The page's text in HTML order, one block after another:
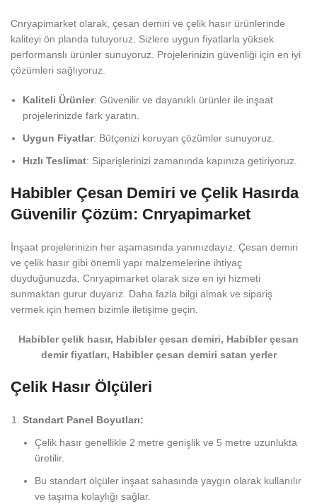
Cnryapimarket olarak, çesan demiri ve çelik hasır ürünlerinde
kaliteyi ön planda tutuyoruz. Sizlere uygun fiyatlarla yüksek
performanslı ürünler sunuyoruz. Projelerinizin güvenliği için en iyi
çözümleri sağlıyoruz.
Kaliteli Ürünler: Güvenilir ve dayanıklı ürünler ile inşaat
projelerinizde fark yaratın.
Uygun Fiyatlar: Bütçenizi koruyan çözümler sunuyoruz.
Hızlı Teslimat: Siparişlerinizi zamanında kapınıza getiriyoruz.
Habibler Çesan Demiri ve Çelik Hasırda
Güvenilir Çözüm: Cnryapimarket
İnşaat projelerinizin her aşamasında yanınızdayız. Çesan demiri
ve çelik hasır gibi önemli yapı malzemelerine ihtiyaç
duyduğunuzda, Cnryapimarket olarak size en iyi hizmeti
sunmaktan gurur duyarız. Daha fazla bilgi almak ve sipariş
vermek için hemen bizimle iletişime geçin.
Habibler çelik hasır, Habibler çesan demiri, Habibler çesan
demir fiyatları, Habibler çesan demiri satan yerler
Çelik Hasır Ölçüleri
Standart Panel Boyutları:
Çelik hasır genellikle 2 metre genişlik ve 5 metre uzunlukta
üretilir.
Bu standart ölçüler inşaat sahasında yaygın olarak kullanılır
ve taşıma kolaylığı sağlar.